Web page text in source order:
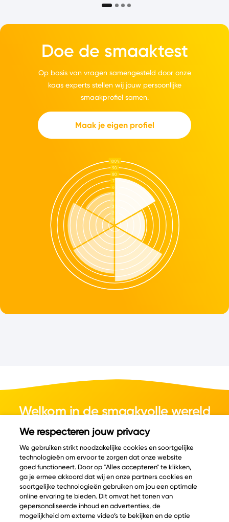
Doe de smaaktest
Op basis van vragen samengesteld door onze
kaas experts stellen wij jouw persoonlijke
smaakprofiel samen.
Maak je eigen profiel
Welkom in de smaakvolle wereld
van kaas.
© Copyright 2026 Velder
Inspiratie Informatie
We respecteren jouw privacy
We gebruiken strikt noodzakelijke cookies en soortgelijke
technologieën om ervoor te zorgen dat onze website
goed functioneert. Door op "Alles accepteren" te klikken,
ga je ermee akkoord dat wij en onze partners cookies en
soortgelijke technologieën gebruiken om jou een optimale
online ervaring te bieden. Dit omvat het tonen van
gepersonaliseerde inhoud en advertenties, de
mogelijkheid om externe video’s te bekijken en de optie